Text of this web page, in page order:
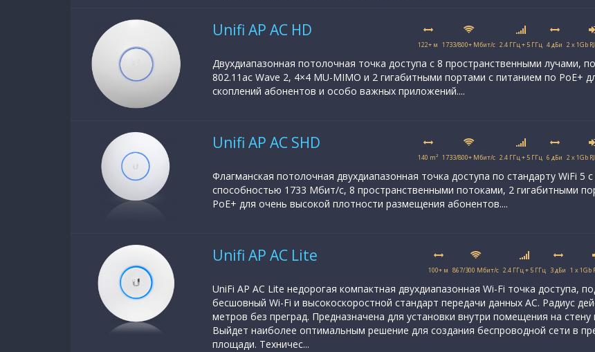
Unifi AP AC HD
122+ м 1733/800+ Мбит/с 2.4 ГГц + 5 ГГц 4 дБи 2 x 1Gb
Двухдиапазонная потолочная точка доступа с 8 пространственными лучами,
802.11ac Wave 2, 4×4 MU-MIMO и 2 гигабитными портами с питанием по PoE+
скоплений абонентов и особо важных приложений....
Unifi AP AC SHD
140 m² 1733/800+ Мбит/с 2.4 ГГц + 5 ГГц 6 дБи 2 x 1Gb
Флагманская потолочная двухдиапазонная точка доступа по стандарту WiFi 5
способностью 1733 Мбит/с, 8 пространственными потоками, 2 гигабитными
PoE+ для очень высокой плотности размещения абонентов....
Unifi AP AC Lite
100+ м 867/300 Мбит/с 2.4 ГГц + 5 ГГц 3 дБи 1 x 1Gb
UniFi AP AC Lite недорогая компактная двухдиапазонная Wi-Fi точка доступа,
бесшовный Wi-Fi и высокоскоростной стандарт передачи данных AC. Радиус
метров без преград. Предназначена для установки внутри помещения на стену
Выйдет наиболее оптимальным решение для создания беспроводной сети в
площади. Техничес...